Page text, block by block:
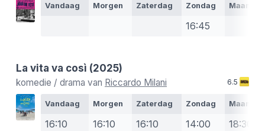
Vandaag Morgen Zaterdag Zondag Maandag
16:45
La vita va così (2025)
komedie / drama van Riccardo Milani 6.5
Vandaag Morgen Zaterdag Zondag Maandag
16:10 16:10 16:10 14:00 18:30